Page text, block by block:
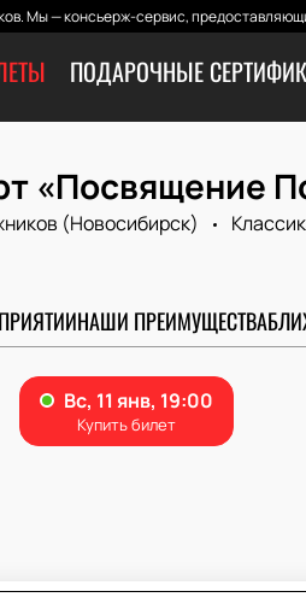
Мы — консьерж-сервис,
ПОДАРОЧНЫЕ
«Посвящение
(Новосибирск)
НАШИ ПРЕИМУЩЕСТВА